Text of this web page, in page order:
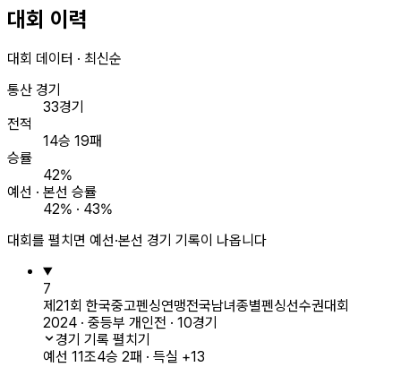
대회 이력
대회 데이터 · 최신순
통산 경기
33경기
전적
14승 19패
승률
42%
예선 · 본선 승률
42% · 43%
대회를 펼치면 예선·본선 경기 기록이 나옵니다
7
제21회 한국중고펜싱연맹전국남녀종별펜싱선수권대회
2024 · 중등부 개인전 · 10경기
경기 기록 펼치기
예선 11조4승 2패 · 득실 +13